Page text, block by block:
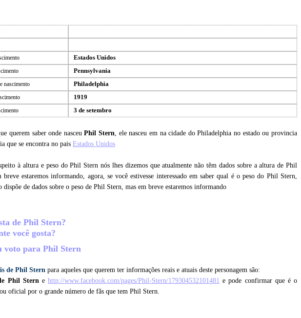
Estados Unidos
Pennsylvania
nascimento Philadelphia
1919
3 de setembro
querem saber onde nasceuPhil Stern, ele nasceu em na cidade do Philadelphia no estado ou provincia
que se encontra no pais Estados Unidos
à altura e peso do Phil Stern nós lhes dizemos que atualmente não têm dados sobre a altura de Phil
breve estaremos informando, agora, se você estivesse interessado em saber qual é o peso do Phil Stern,
dispõe de dados sobre o peso de Phil Stern, mas em breve estaremos informando
de Phil Stern?
você gosta?
voto para Phil Stern
de Phil Stern para aqueles que querem ter informações reais e atuais deste personagem são:
Phil Sternehttp://www.facebook.com/pages/Phil-Stern/179304532101481 e pode confirmar que é o
oficial por o grande número de fãs que tem Phil Stern.